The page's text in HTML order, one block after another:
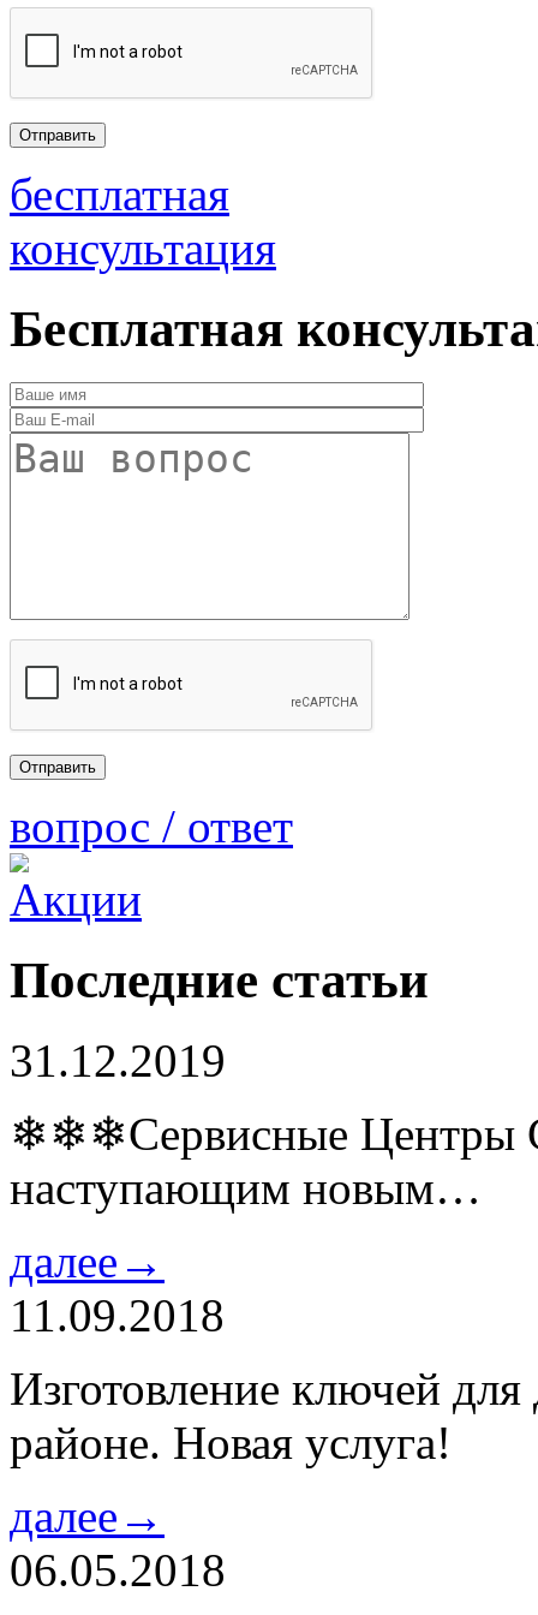
бесплатная
консультация
Бесплатная
вопрос / ответ
Последние статьи
31.12.2019
❄❄❄Сервисные Центры
наступающим новым…
далее→
11.09.2018
Изготовление ключей
районе. Новая услуга!
далее→
06.05.2018